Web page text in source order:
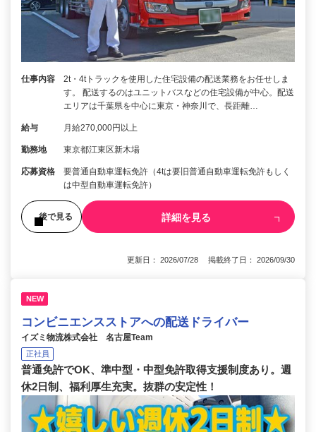
仕事内容
2t・4tトラックを使用した住宅設備の配送業務をお任せしま
す。 配送するのはユニットバスなどの住宅設備が中心。配送
エリアは千葉県を中心に東京・神奈川で、長距離…
給与 月給270,000円以上
勤務地 東京都江東区新木場
応募資格
要普通自動車運転免許（4tは要旧普通自動車運転免許もしく
は中型自動車運転免許）
後で見る 詳細を見る
更新日： 2026/07/28 掲載終了日： 2026/09/30
NEW
コンビニエンスストアへの配送ドライバー
イズミ物流株式会社 名古屋Team
正社員
普通免許でOK、準中型・中型免許取得支援制度あり。週
休2日制、福利厚生充実。抜群の安定性！